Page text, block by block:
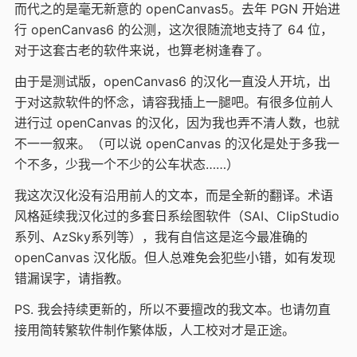
而代之的是毫无新意的 openCanvas5。去年 PGN 开始进
行 openCanvas6 的公测，这次很随流地支持了 64 位，
对于这套古老的软件来说，也算老树逢春了。
由于是测试版，openCanvas6 的汉化一直没人开坑，出
于对这款软件的怀念，请容我插上一腿吧。有很多位前人
进行过 openCanvas 的汉化，因为我也弄不清人数，也就
不一一叙来。（可以说 openCanvas 的汉化是处于多我一
个不多，少我一个不少的公车状态……）
我这次汉化没有沿用前人的文本，而是全新的翻译。术语
风格延续我汉化过的多套日系绘图软件（SAI、ClipStudio
系列、AzSky系列等），我有自信这是迄今最准确的
openCanvas 汉化版。但人总难免会犯些小错，如有发现
错漏误字，请指教。
PS. 我会持续更新的，所以不要擅改的我文本。也请勿直
接用简转繁软件制作繁体版，人工校对才是正途。